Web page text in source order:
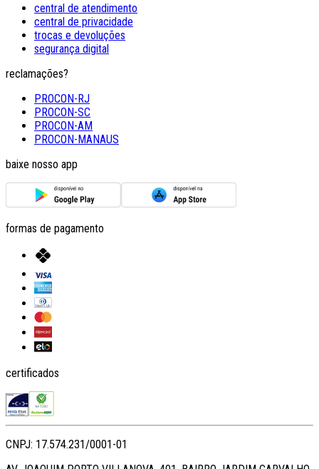
central de atendimento
central de privacidade
trocas e devoluções
segurança digital
reclamações?
PROCON-RJ
PROCON-SC
PROCON-AM
PROCON-MANAUS
baixe nosso app
formas de pagamento
certificados
CNPJ: 17.574.231/0001-01